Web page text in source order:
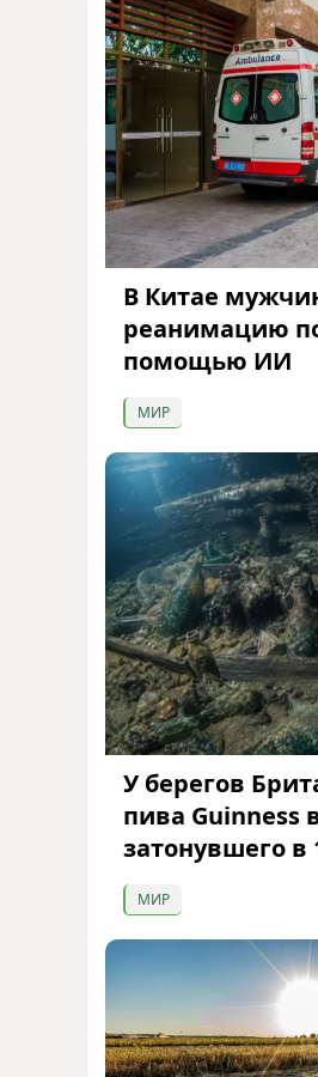
В Китае
реанимацию
помощью ИИ
МИР
У берегов
пива Guinness
затонувшего в
МИР